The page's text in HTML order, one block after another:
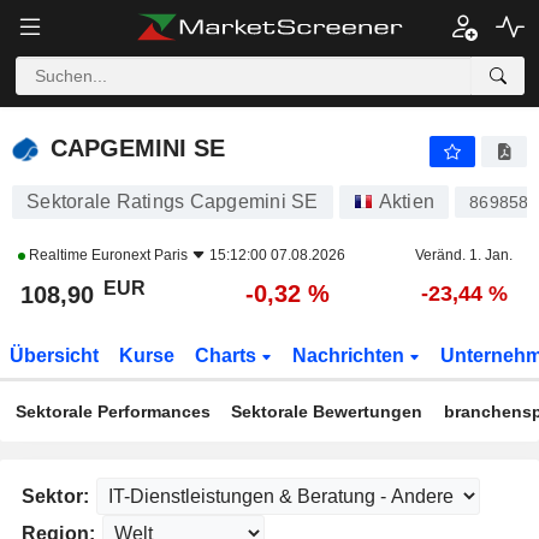
CAPGEMINI SE
CAPGEMINI SE
Sektorale Ratings Capgemini SE Aktien 869858
Realtime Euronext Paris 15:12:00 07.08.2026 Veränd. 1. Jan.
108,90 EUR -0,32 % -23,44 %
Übersicht Kurse Charts Nachrichten
Sektorale Performances Sektorale Bewertungen
Sektor:
Region: